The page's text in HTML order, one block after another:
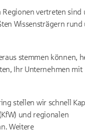
vertreten sind
Wissensträgern rund
stemmen können,
Ihr Unternehmen mit
stellen wir schnell
und regionalen
Weitere